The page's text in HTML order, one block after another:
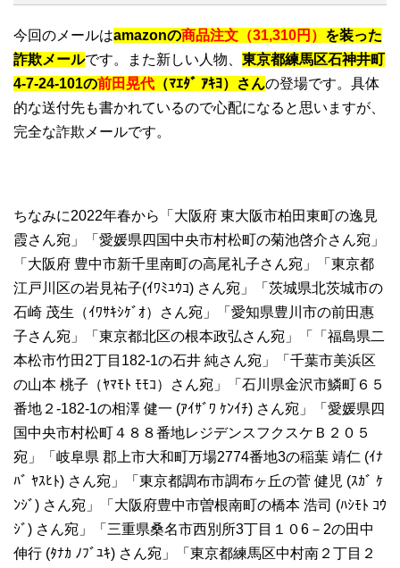
今回のメールはamazonの商品注文（31,310円） を装った
詐欺メールです。また新しい人物、 東京都練馬区石神井町
4-7-24-101の前田晃代 （ﾏｴﾀﾞ ｱｷﾖ）さんの登場です。具体
的な送付先も書かれているので心配になると思いますが、
完全な詐欺メールです。
ちなみに2022年春から「大阪府 東大阪市柏田東町の逸見
霞さん宛」「愛媛県四国中央市村松町の菊池啓介さん宛」
「大阪府 豊中市新千里南町の高尾礼子さん宛」「東京都
江戸川区の岩見祐子(ｲﾜﾐﾕｳｺ) さん宛」「茨城県北茨城市の
石崎 茂生（ｲﾜｻｷｼｹﾞｵ）さん宛」「愛知県豊川市の前田惠
子さん宛」「東京都北区の根本政弘さん宛」「「福島県二
本松市竹田2丁目182-1の石井 純さん宛」「千葉市美浜区
の山本 桃子（ﾔﾏﾓﾄ ﾓﾓｺ）さん宛」「石川県金沢市鱗町６５
番地２-182-1の相澤 健一 (ｱｲｻﾞﾜ ｹﾝｲﾁ) さん宛」「愛媛県四
国中央市村松町４８８番地レジデンスフクスケＢ２０５
宛」「岐阜県 郡上市大和町万場2774番地3の稲葉 靖仁 (ｲﾅ
ﾊﾞ ﾔｽﾋﾄ) さん宛」「東京都調布市調布ヶ丘の菅 健児 (ｽｶﾞ ｹ
ﾝｼﾞ) さん宛」「大阪府豊中市曽根南町の橋本 浩司 (ﾊｼﾓﾄ ｺｳ
ｼﾞ) さん宛」「三重県桑名市西別所3丁目１０6－2の田中
伸行 (ﾀﾅｶ ﾉﾌﾞﾕｷ) さん宛」「東京都練馬区中村南２丁目２